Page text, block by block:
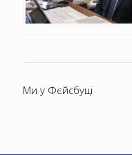
Ми у Фєйсбуці